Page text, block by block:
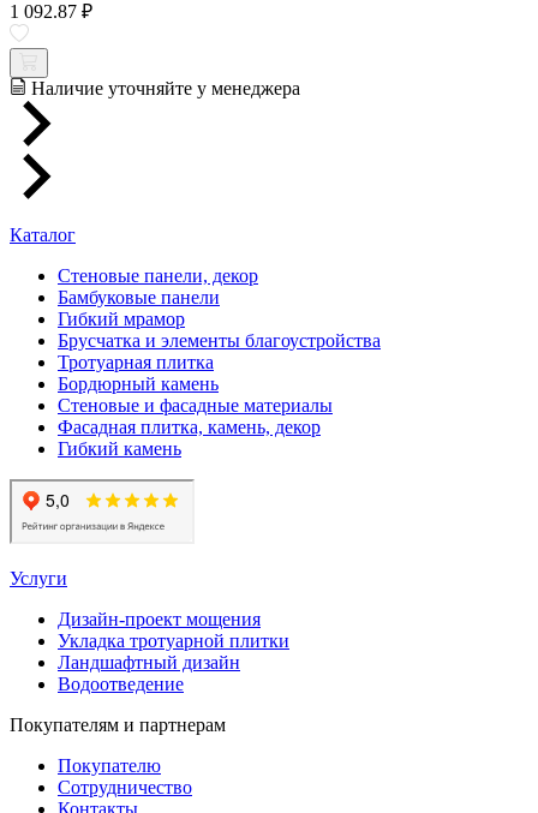
1 092.87 ₽
Наличие уточняйте у менеджера
Каталог
Стеновые панели, декор
Бамбуковые панели
Гибкий мрамор
Брусчатка и элементы благоустройства
Тротуарная плитка
Бордюрный камень
Стеновые и фасадные материалы
Фасадная плитка, камень, декор
Гибкий камень
Услуги
Дизайн-проект мощения
Укладка тротуарной плитки
Ландшафтный дизайн
Водоотведение
Покупателям и партнерам
Покупателю
Сотрудничество